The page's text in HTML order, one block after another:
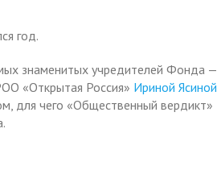
год.
знаменитых учредителей Фонда —
«Открытая Россия» Ириной Ясиной
для чего «Общественный вердикт»